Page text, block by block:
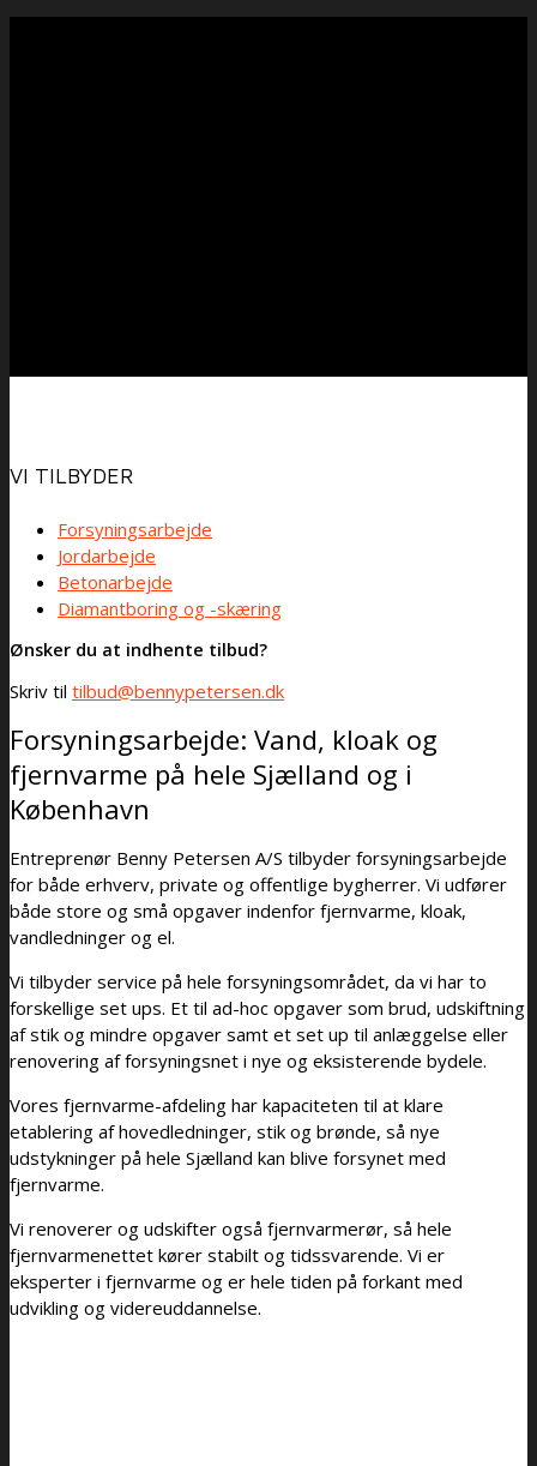
VI TILBYDER
Forsyningsarbejde
Jordarbejde
Betonarbejde
Diamantboring og -skæring
Ønsker du at indhente tilbud?
Skriv til tilbud@bennypetersen.dk
Forsyningsarbejde: Vand, kloak og
fjernvarme på hele Sjælland og i
København
Entreprenør Benny Petersen A/S tilbyder forsyningsarbejde
for både erhverv, private og offentlige bygherrer. Vi udfører
både store og små opgaver indenfor fjernvarme, kloak,
vandledninger og el.
Vi tilbyder service på hele forsyningsområdet, da vi har to
forskellige set ups. Et til ad-hoc opgaver som brud, udskiftning
af stik og mindre opgaver samt et set up til anlæggelse eller
renovering af forsyningsnet i nye og eksisterende bydele.
Vores fjernvarme-afdeling har kapaciteten til at klare
etablering af hovedledninger, stik og brønde, så nye
udstykninger på hele Sjælland kan blive forsynet med
fjernvarme.
Vi renoverer og udskifter også fjernvarmerør, så hele
fjernvarmenettet kører stabilt og tidssvarende. Vi er
eksperter i fjernvarme og er hele tiden på forkant med
udvikling og videreuddannelse.